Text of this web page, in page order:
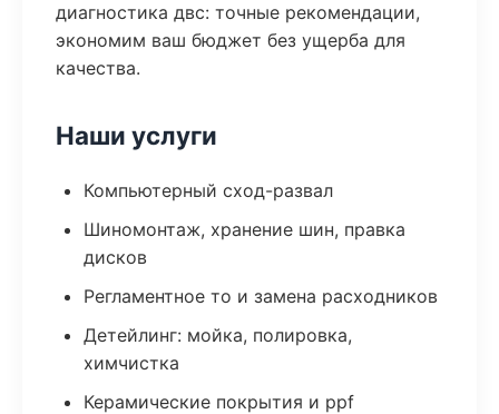
диагностика двс: точные рекомендации,
экономим ваш бюджет без ущерба для
качества.
Наши услуги
Компьютерный сход-развал
Шиномонтаж, хранение шин, правка
дисков
Регламентное то и замена расходников
Детейлинг: мойка, полировка,
химчистка
Керамические покрытия и ppf